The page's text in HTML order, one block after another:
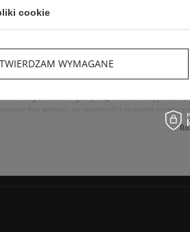
spersonalizowanych wiadomości od velpa.pl
danych osobowych (imię, adres email) przez
bez wpływu na zgodność z prawem
usunięcia, ograniczenia przetwarzania,
cookie
WYMAGANE